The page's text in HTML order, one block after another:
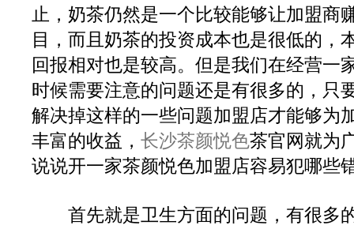
止，奶茶仍然是一个比较能够让加盟商
目，而且奶茶的投资成本也是很低的，
回报相对也是较高。但是我们在经营一
时候需要注意的问题还是有很多的，只
解决掉这样的一些问题加盟店才能够为
丰富的收益， 长沙茶颜悦色茶官网就为
说说开一家茶颜悦色加盟店容易犯哪些
首先就是卫生方面的问题，有很多